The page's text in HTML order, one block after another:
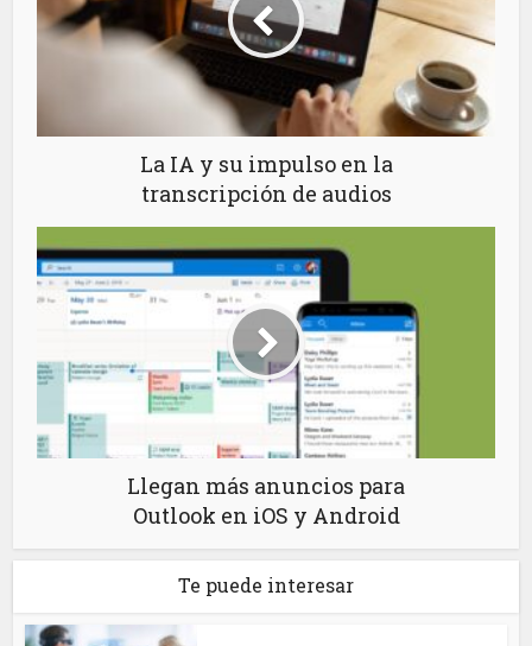
La IA y su impulso en la
transcripción de audios
Llegan más anuncios para
Outlook en iOS y Android
Te puede interesar